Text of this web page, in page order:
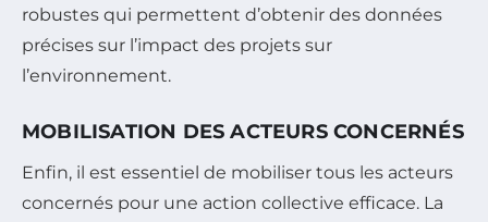
robustes qui permettent d’obtenir des données
précises sur l’impact des projets sur
l’environnement.
MOBILISATION DES ACTEURS CONCERNÉS
Enfin, il est essentiel de mobiliser tous les acteurs
concernés pour une action collective efficace. La